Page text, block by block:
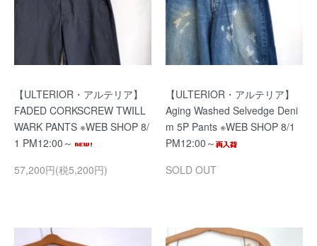
【ULTERIOR・アルテリア】
FADED CORKSCREW TWILL
WARK PANTS ※WEB SHOP 8/
1 PM12:00～
57,200円(税5,200円)
【ULTERIOR・アルテリア】
Aging Washed Selvedge Deni
m 5P Pants ※WEB SHOP 8/1
PM12:00～
SOLD OUT